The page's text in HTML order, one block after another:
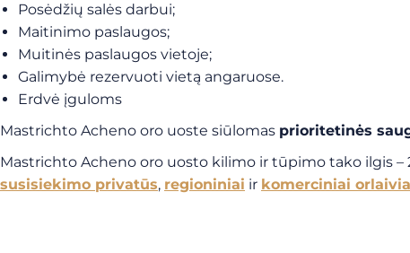
Posėdžių salės darbui;
Maitinimo paslaugos;
Muitinės paslaugos vietoje;
Galimybė rezervuoti vietą angaruose.
Erdvė įguloms
Mastrichto Acheno oro uoste siūlomas prioritetinės
Mastrichto Acheno oro uosto kilimo ir tūpimo tako ilgis –
susisiekimo privatūs, regioniniai ir komerciniai